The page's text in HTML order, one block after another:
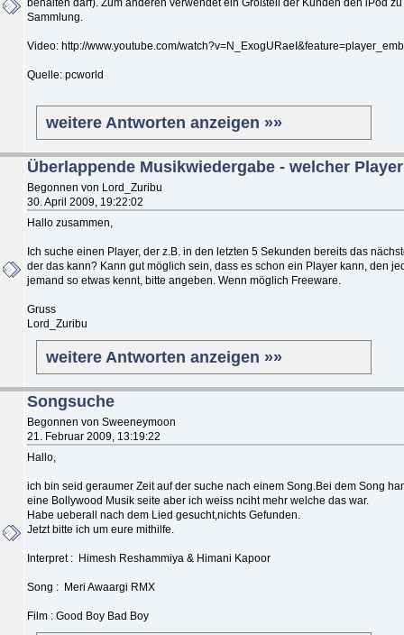
Sammlung.
Video: http://www.youtube.com/
Quelle: pcworld
weitere Antworten anzeigen »»
Überlappende Musikwiedergabe - welcher
Begonnen von Lord_Zuribu
30. April 2009, 19:22:02
Hallo zusammen,
Ich suche einen Player, der z.B. in den letzten 5 Sekunden bereits das
der das kann? Kann gut möglich sein, dass es schon ein Player kann, den
jemand so etwas kennt, bitte angeben. Wenn möglich Freeware.
Gruss
Lord_Zuribu
weitere Antworten anzeigen »»
Songsuche
Begonnen von Sweeneymoon
21. Februar 2009, 13:19:22
Hallo,
ich bin seid geraumer Zeit auf der suche nach einem Song.Bei dem Song
eine Bollywood Musik seite aber ich weiss nciht mehr welche das war.
Habe ueberall nach dem Lied gesucht,nichts Gefunden.
Jetzt bitte ich um eure mithilfe.
Interpret : Himesh Reshammiya & Himani Kapoor
Song : Meri Awaargi RMX
Film : Good Boy Bad Boy